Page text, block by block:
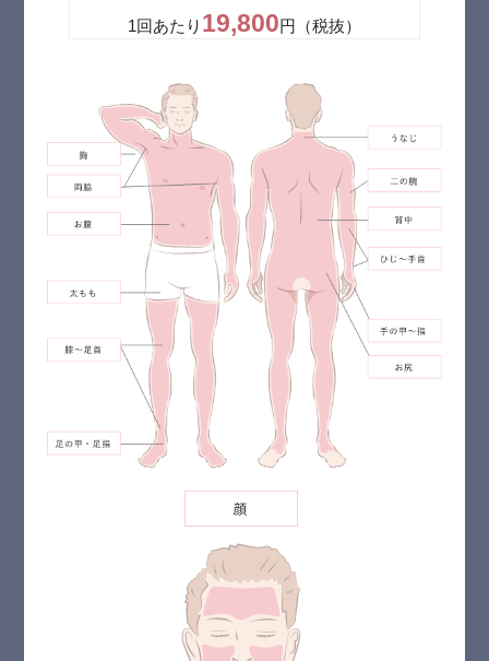
1回あたり 19,800円（税抜）